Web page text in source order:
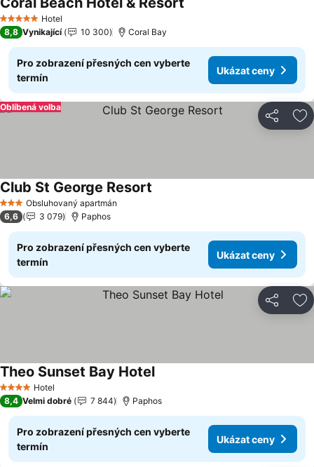
5 Počet hvězdiček
Hotel
8,8 Vynikající 10 300 Coral Bay
Pro zobrazení přesných cen vyberte
termín
Ukázat ceny
Sdílet
Oblíbená volba
3 Počet hvězdiček
Obsluhovaný apartmán
Club St George Resort
6,6 3 079 Paphos
Pro zobrazení přesných cen vyberte
termín
Ukázat ceny
Sdílet
4 Počet hvězdiček
Hotel
Theo Sunset Bay Hotel
8,4 Velmi dobré 7 844 Paphos
Pro zobrazení přesných cen vyberte
termín
Ukázat ceny